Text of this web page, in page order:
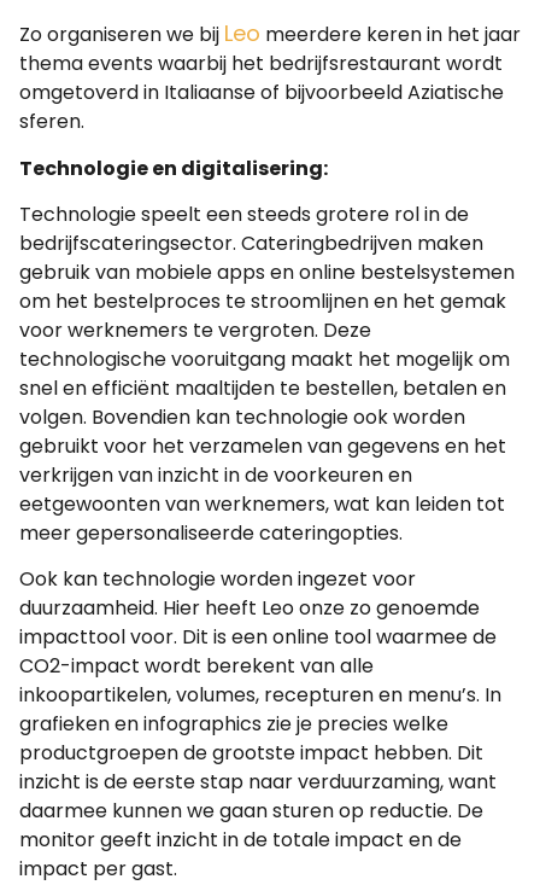
Zo organiseren we bij Leo meerdere keren in het jaar
thema events waarbij het bedrijfsrestaurant wordt
omgetoverd in Italiaanse of bijvoorbeeld Aziatische
sferen.
Technologie en digitalisering:
Technologie speelt een steeds grotere rol in de
bedrijfscateringsector. Cateringbedrijven maken
gebruik van mobiele apps en online bestelsystemen
om het bestelproces te stroomlijnen en het gemak
voor werknemers te vergroten. Deze
technologische vooruitgang maakt het mogelijk om
snel en efficiënt maaltijden te bestellen, betalen en
volgen. Bovendien kan technologie ook worden
gebruikt voor het verzamelen van gegevens en het
verkrijgen van inzicht in de voorkeuren en
eetgewoonten van werknemers, wat kan leiden tot
meer gepersonaliseerde cateringopties.
Ook kan technologie worden ingezet voor
duurzaamheid. Hier heeft Leo onze zo genoemde
impacttool voor. Dit is een online tool waarmee de
CO2-impact wordt berekent van alle
inkoopartikelen, volumes, recepturen en menu’s. In
grafieken en infographics zie je precies welke
productgroepen de grootste impact hebben. Dit
inzicht is de eerste stap naar verduurzaming, want
daarmee kunnen we gaan sturen op reductie. De
monitor geeft inzicht in de totale impact en de
impact per gast.